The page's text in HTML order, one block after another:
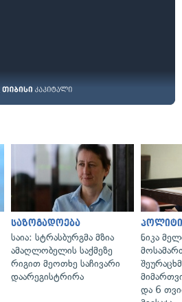
საზოგადოება
საია: სტრასბურგმა მზია
ამაღლობელის საქმეზე
რიგით მეოთხე საჩივარი
დაარეგისტრირა
ნიკა
და 6